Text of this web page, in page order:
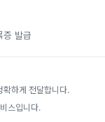
증 발급
하게 전달합니다.
스입니다.